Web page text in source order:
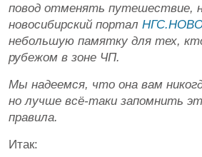
повод отменять путешествие,
новосибирский портал
небольшую памятку для тех,
рубежом в зоне ЧП.
Мы надеемся, что она вам
но лучше всё-таки запомнить
правила.
Итак: